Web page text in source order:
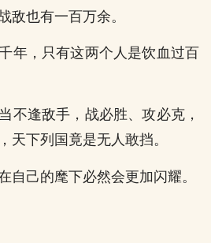
敌也有一百万余。
年，只有这两个人是饮血过百
不逢敌手，战必胜、攻必克，
天下列国竟是无人敢挡。
自己的麾下必然会更加闪耀。